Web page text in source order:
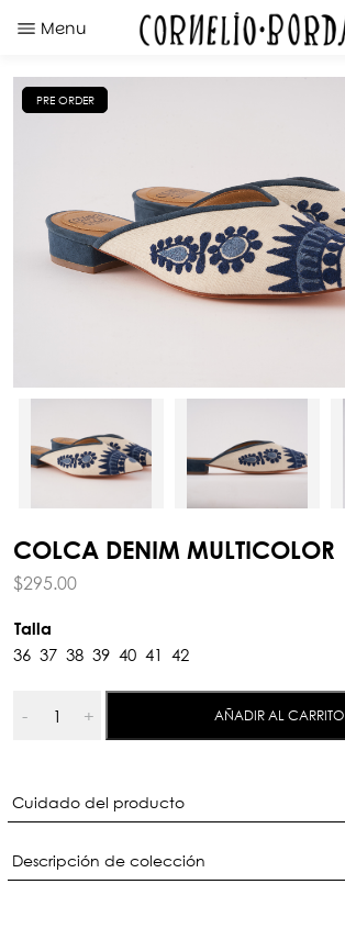
Menu
SUGERENCIAS
LADYBIRD CHERRY
KATE CARAMEL
LADYBIRD ANIMAL PRINT
PRE ORDER
COLCA DENIM MULTICOLOR
$295.00
Talla
36 37 38 39 40 41 42
Denim
+
- AÑADIR AL CARRITO
Cuidado del producto
Descripción de colección